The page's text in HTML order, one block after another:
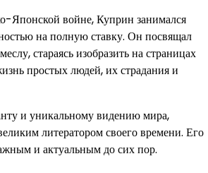
Японской войне, Куприн занимался
на полную ставку. Он посвящал
стараясь изобразить на страницах
простых людей, их страдания и
и уникальному видению мира,
литератором своего времени. Его
и актуальным до сих пор.